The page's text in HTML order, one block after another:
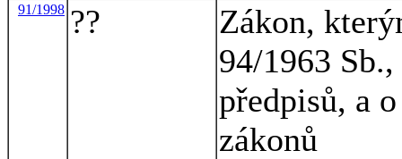
91/1998 ??
Zákon,
94/1963
předpisů, a
zákonů